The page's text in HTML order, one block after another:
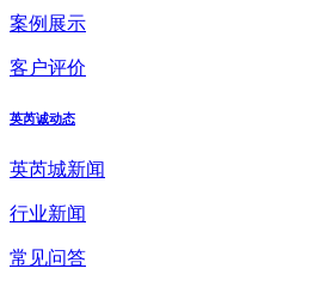
案例展示
客户评价
英芮诚动态
英芮城新闻
行业新闻
常见问答